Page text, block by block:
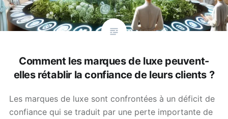
Comment les marques de luxe peuvent-
elles rétablir la confiance de leurs clients ?
Les marques de luxe sont confrontées à un déficit de
confiance qui se traduit par une perte importante de